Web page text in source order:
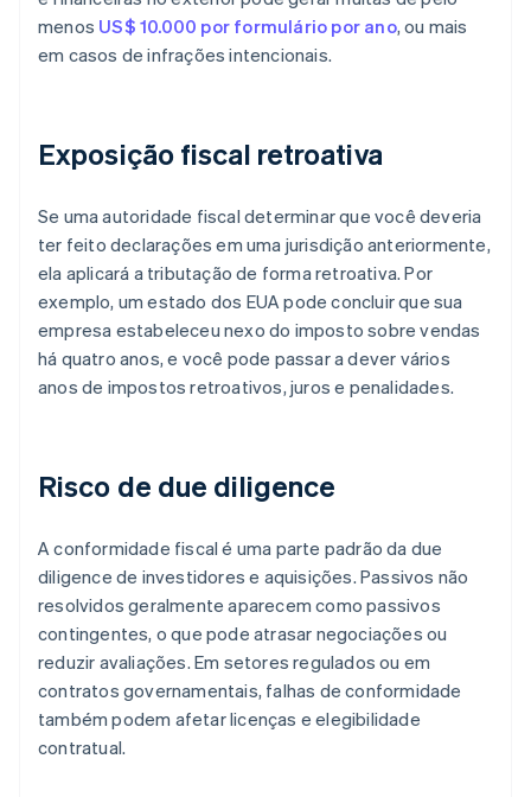
menos US$ 10.000 por formulário por ano, ou mais
em casos de infrações intencionais.
Exposição fiscal retroativa
Se uma autoridade fiscal determinar que você deveria
ter feito declarações em uma jurisdição anteriormente,
ela aplicará a tributação de forma retroativa. Por
exemplo, um estado dos EUA pode concluir que sua
empresa estabeleceu nexo do imposto sobre vendas
há quatro anos, e você pode passar a dever vários
anos de impostos retroativos, juros e penalidades.
Risco de due diligence
A conformidade fiscal é uma parte padrão da due
diligence de investidores e aquisições. Passivos não
resolvidos geralmente aparecem como passivos
contingentes, o que pode atrasar negociações ou
reduzir avaliações. Em setores regulados ou em
contratos governamentais, falhas de conformidade
também podem afetar licenças e elegibilidade
contratual.